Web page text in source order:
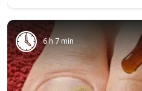
6 h 7 min